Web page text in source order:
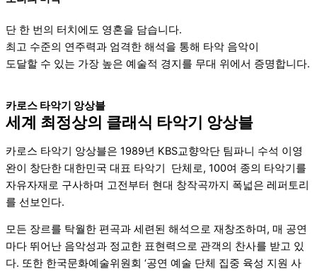
단 한 번의 터치에도 영혼을 담습니다.
최고 수준의 연주력과 엄격한 해석을 통해 타악 음악이
도달할 수 있는 가장 높은 예술적 경지를 무대 위에서 증명합니다.
카로스 타악기 앙상블
세계 최정상의 클래식 타악기 앙상블
카로스 타악기 앙상블은 1989년 KBS교향악단 팀파니 수석 이영
완이 창단한 대한민국 대표 타악기 단체로, 100여 종의 타악기를
자유자재로 구사하며 고전부터 현대 창작곡까지 폭넓은 레퍼토리
를 선보인다.
모든 장르를 탁월한 편곡과 세련된 해석으로 재창조하며, 매 공연
마다 뛰어난 음악성과 정교한 표현력으로 관객의 찬사를 받고 있
다. 또한 한국문화예술위원회 ‘공연 예술 단체 집중 육성 지원 사